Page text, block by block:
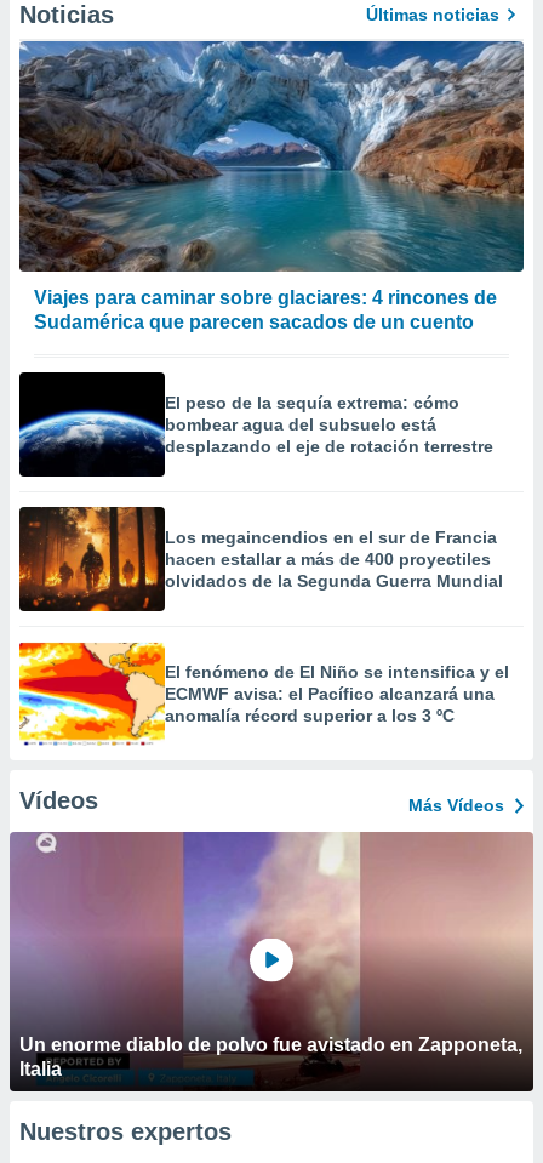
Noticias Últimas noticias
Viajes para caminar sobre glaciares: 4 rincones de
Sudamérica que parecen sacados de un cuento
El peso de la sequía extrema: cómo
bombear agua del subsuelo está
desplazando el eje de rotación terrestre
Los megaincendios en el sur de Francia
hacen estallar a más de 400 proyectiles
olvidados de la Segunda Guerra Mundial
El fenómeno de El Niño se intensifica y el
ECMWF avisa: el Pacífico alcanzará una
anomalía récord superior a los 3 ºC
Vídeos Más Vídeos
Un enorme diablo de polvo fue avistado en Zapponeta,
Italia
Nuestros expertos